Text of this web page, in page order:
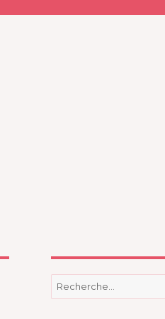
Recherche
pour